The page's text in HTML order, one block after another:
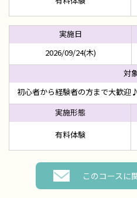
2026/09/24(木)
初心者から経験者の方まで大歓
有料体験
このコースに